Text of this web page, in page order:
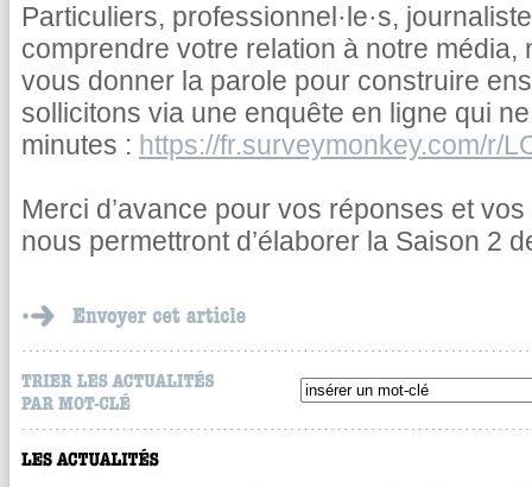
Particuliers, professionnel·le·s,
comprendre votre relation à notre
vous donner la parole pour construire
sollicitons via une enquête en ligne qui
minutes : https://fr.surveymonkey.com/r/
Merci d’avance pour vos réponses et
nous permettront d’élaborer la Saison 2